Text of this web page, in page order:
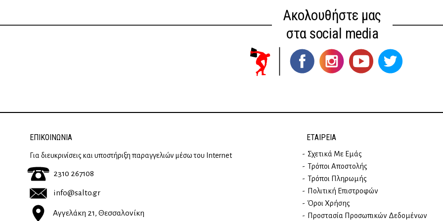
Ακολουθήστε μας
στα social media
ΕΠΙΚΟΙΝΩΝΊΑ
Για διευκρινίσεις και υποστήριξη παραγγελιών μέσω του Internet
2310 267108
info@salto.gr
Αγγελάκη 21, Θεσσαλονίκη
ΕΤΑΙΡΕΊΑ
Σχετικά Με Εμάς
Τρόποι Αποστολής
Τρόποι Πληρωμής
Πολιτική Επιστροφών
Όροι Χρήσης
Προστασία Προσωπικών Δεδομένων